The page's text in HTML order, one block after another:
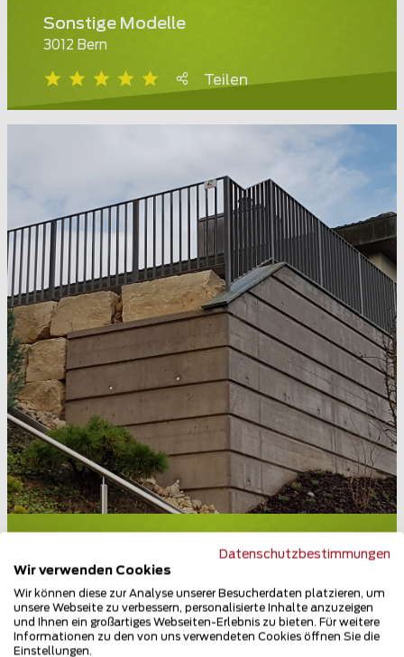
Sonstige Modelle
3012 Bern
Teilen
5413 Birmenstorf
Teilen
Datenschutzbestimmungen
Wir verwenden Cookies
Wir können diese zur Analyse unserer Besucherdaten platzieren, um
unsere Webseite zu verbessern, personalisierte Inhalte anzuzeigen
und Ihnen ein großartiges Webseiten-Erlebnis zu bieten. Für weitere
Informationen zu den von uns verwendeten Cookies öffnen Sie die
Einstellungen.